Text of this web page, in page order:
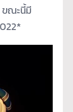
ขณะนี้มี